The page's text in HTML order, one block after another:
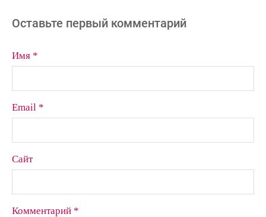
Оставьте первый комментарий
Имя *
Email *
Сайт
Комментарий *